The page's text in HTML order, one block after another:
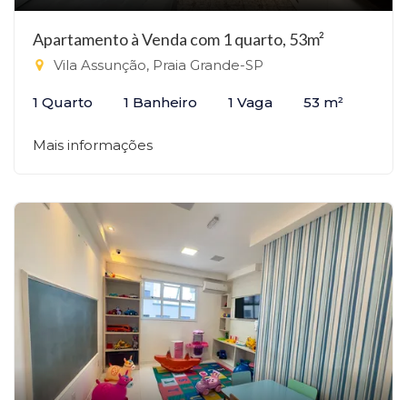
Apartamento à Venda com 1 quarto, 53m²
Vila Assunção, Praia Grande-SP
1 Quarto 1 Banheiro 1 Vaga 53 m²
Mais informações